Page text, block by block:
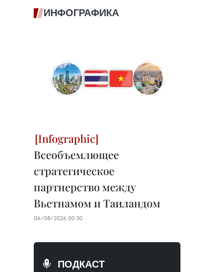
ИНФОГРАФИКА
Всеобъемлющее
стратегическое
партнерство между
Вьетнамом и Таиландом
06/08/2026 00:30
ПОДКАСТ